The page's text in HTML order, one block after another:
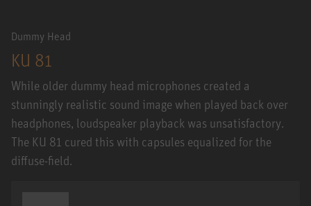
Dummy Head
KU 81
While older dummy head microphones created a
stunningly realistic sound image when played back over
headphones, loudspeaker playback was unsatisfactory.
The KU 81 cured this with capsules equalized for the
diffuse-field.